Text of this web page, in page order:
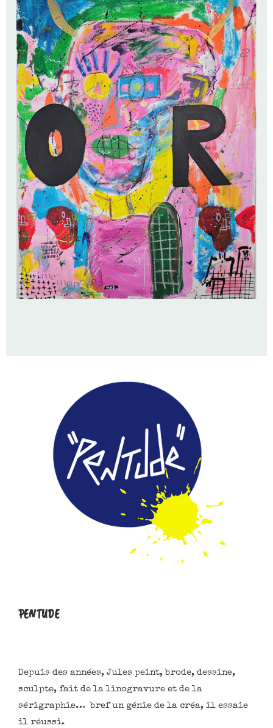
PENTUDE
Depuis des années, Jules peint, brode, dessine,
sculpte, fait de la linogravure et de la
sérigraphie… bref un génie de la créa, il essaie
il réussi.